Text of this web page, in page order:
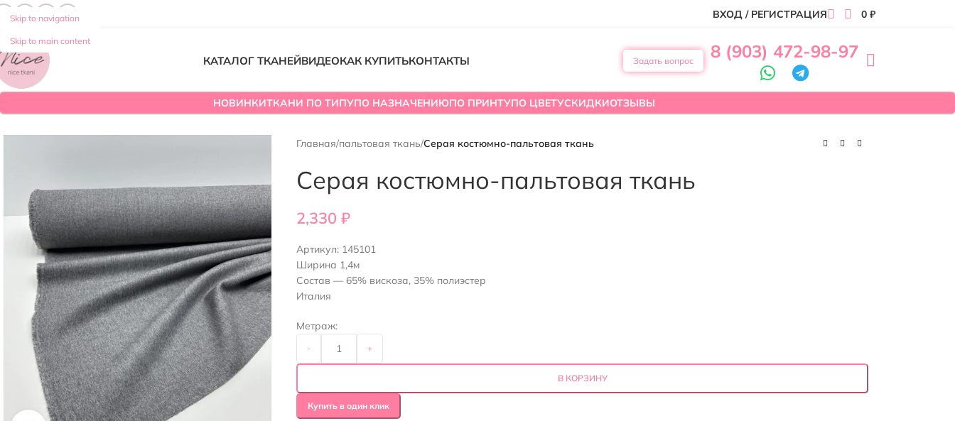
Skip to navigation
Skip to main content
ВХОД / РЕГИСТРАЦИЯ 0 ₽
КАТАЛОГ ТКАНЕЙВИДЕОКАК КУПИТЬКОНТАКТЫ Задать вопрос 8 (903) 472-98-97
НОВИНКИТКАНИ ПО ТИПУПО НАЗНАЧЕНИЮПО ПРИНТУПО ЦВЕТУСКИДКИОТЗЫВЫ
Главная/пальтовая ткань/Серая костюмно-пальтовая ткань
Серая костюмно-пальтовая ткань
2,330₽
Артикул: 145101
Ширина 1,4м
Состав — 65% вискоза, 35% полиэстер
Италия
Метраж:
- +
В КОРЗИНУ
Купить в один клик